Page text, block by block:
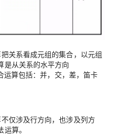
关系看成元组的集合，以元组
是从关系的水平方向
运算包括：并，交，差，笛卡
仅涉及行方向，也涉及列方
算。